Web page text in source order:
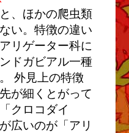
、ほかの爬虫類
い。特徴の違い
リゲーター科に
ドガビアル一種
外見上の特徴
が細くとがって
クロコダイ
広いのが「アリ